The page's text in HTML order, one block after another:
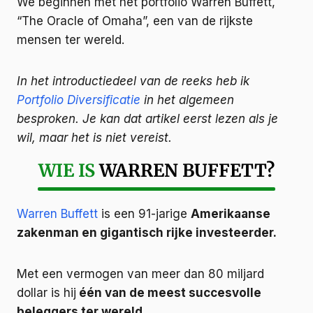
“The Oracle of Omaha”, een van de rijkste
mensen ter wereld.
In het introductiedeel van de reeks heb ik
Portfolio Diversificatie in het algemeen
besproken. Je kan dat artikel eerst lezen als je
wil, maar het is niet vereist.
WIE ISWARREN BUFFETT?
Warren Buffett is een 91-jarige Amerikaanse
zakenman en gigantisch rijke investeerder.
Met een vermogen van meer dan 80 miljard
dollar is hij één van de meest succesvolle